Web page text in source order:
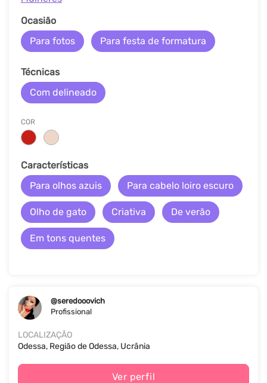
Ocasião
Para fotos
Para festa de formatura
Técnicas
Com delineado
COR
Características
Para olhos azuis
Para cabelo loiro escuro
Olho de gato Criativa De verão
Em tons quentes
@seredooovich
Profissional
LOCALIZAÇÃO
Odessa, Região de Odessa, Ucrânia
Ver perfil